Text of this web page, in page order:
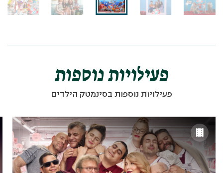
פעילויות נוספות
פעילויות נוספות בסינמטק הילדים